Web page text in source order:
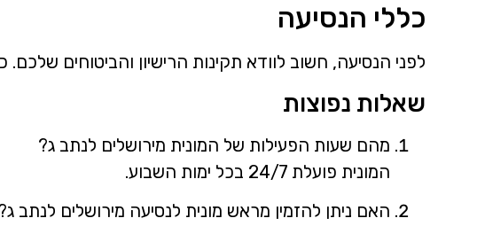
כללי הנסיעה
לפני הנסיעה, חשוב לוודא תקינות הרישיון והביטוחים
שאלות נפוצות
מהם שעות הפעילות של המונית מירושלים לנתב ג?
המונית פועלת 24/7 בכל ימות השבוע.
האם ניתן להזמין מראש מונית לנסיעה מירושלים לנתב